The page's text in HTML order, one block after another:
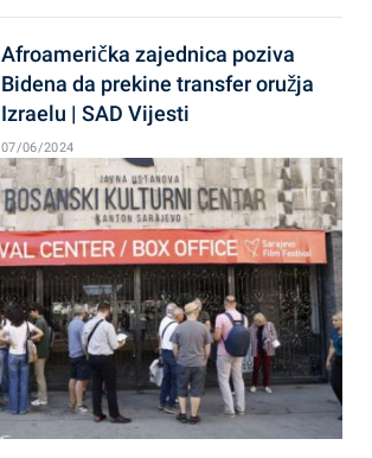
Afroamerička zajednica poziva
Bidena da prekine transfer oružja
Izraelu | SAD Vijesti
07/06/2024